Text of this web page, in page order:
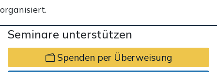
organisiert.
Seminare unterstützen
Spenden per Überweisung